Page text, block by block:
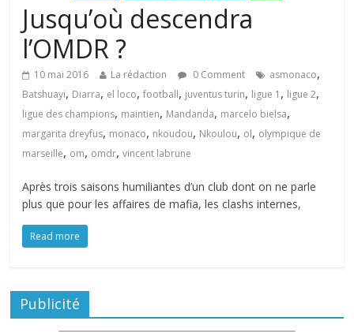
Jusqu’où descendra
l’OMDR ?
10 mai 2016 La rédaction 0 Comment asmonaco,
Batshuayi, Diarra, el loco,football, juventus turin, ligue 1 , ligue 2,
ligue des champions, maintien, Mandanda, marcelo bielsa,
margarita dreyfus, monaco, nkoudou, Nkoulou, ol, olympique de
marseille, om, omdr,vincent labrune
Après trois saisons humiliantes d’un club dont on ne parle
plus que pour les affaires de mafia, les clashs internes,
Read more
Publicité